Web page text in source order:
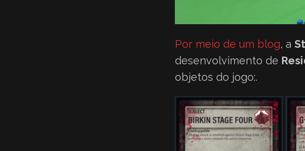
Por meio de um blog, a
desenvolvimento de
objetos do jogo:.